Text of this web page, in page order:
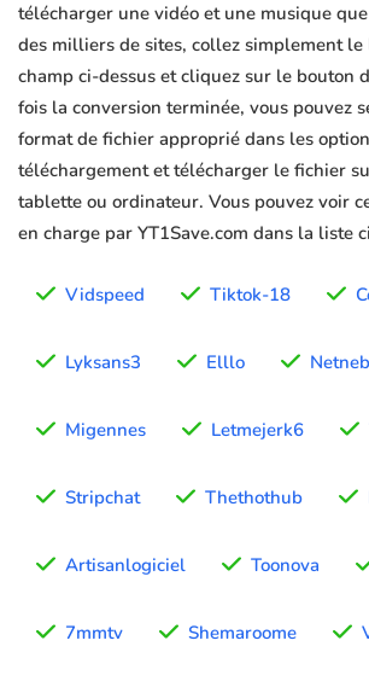
télécharger une vidéo et une musique
des milliers de sites, collez simplement
champ ci-dessus et cliquez sur le bouton
fois la conversion terminée, vous pouvez
format de fichier approprié dans les
téléchargement et télécharger le fichier
tablette ou ordinateur. Vous pouvez voir
en charge par YT1Save.com dans la liste
Vidspeed Tiktok-18
Lyksans3 Elllo
Migennes Letmejerk6
Stripchat Thethothub
Artisanlogiciel Toonova
7mmtv Shemaroome